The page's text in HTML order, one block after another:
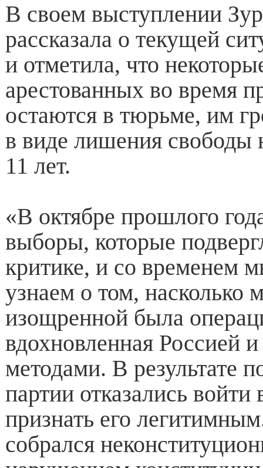
В своем выступлении
рассказала о текущей
и отметила, что
арестованных во время
остаются в тюрьме, им
в виде лишения свободы
11 лет.
«В октябре прошлого
выборы, которые
критике, и со временем
узнаем о том, насколько
изощренной была
вдохновленная Россией
методами. В результате
партии отказались войти
признать его
собрался